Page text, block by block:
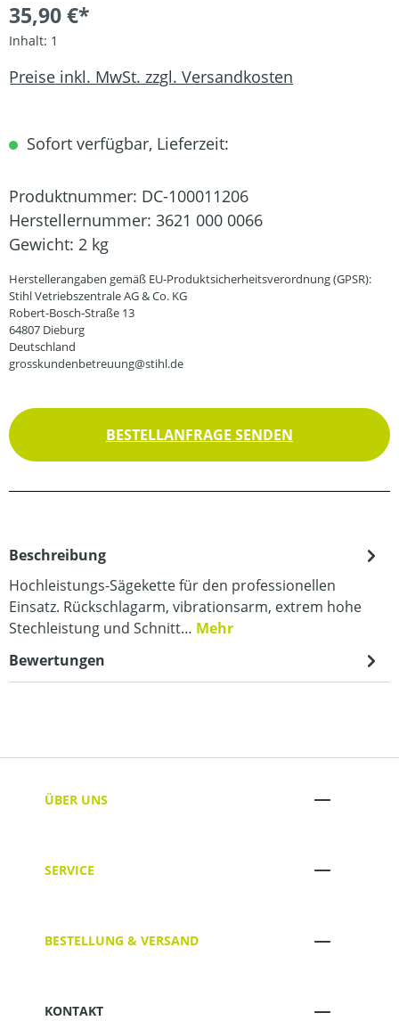
35,90 €*
Inhalt: 1
Preise inkl. MwSt. zzgl. Versandkosten
Sofort verfügbar, Lieferzeit:
Produktnummer: DC-100011206
Herstellernummer: 3621 000 0066
Gewicht: 2 kg
Herstellerangaben gemäß EU-Produktsicherheitsverordnung (GPSR):
Stihl Vetriebszentrale AG & Co. KG
Robert-Bosch-Straße 13
64807 Dieburg
Deutschland
grosskundenbetreuung@stihl.de
BESTELLANFRAGE SENDEN
Beschreibung
Hochleistungs-Sägekette für den professionellen
Einsatz. Rückschlagarm, vibrationsarm, extrem hohe
Stechleistung und Schnitt… Mehr
Bewertungen
ÜBER UNS
SERVICE
BESTELLUNG & VERSAND
KONTAKT